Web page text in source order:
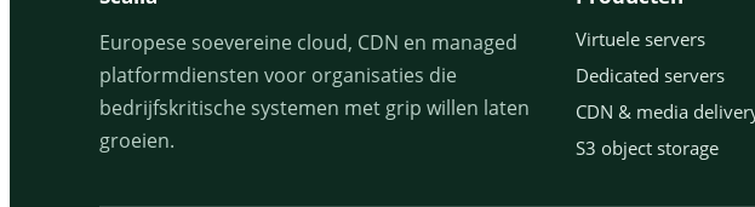
Europese soevereine cloud, CDN en managed
platformdiensten voor organisaties die
bedrijfskritische systemen met grip willen laten
groeien.
Virtuele servers
Dedicated servers
CDN & media
S3 object storage